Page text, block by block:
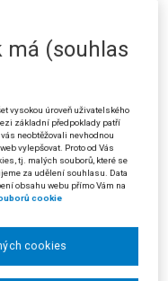
ze dne 14. 8. 2018, čj. 6 A
zákona taxativním
úřad oprávněn vydat
nebo stavbám na nich,
přístupu) ze svých
s názorem žalovaného, že
uložení povinnosti
prací, ale umožnění
takové práce prováděny.
na stav, kdy je nutné
spisu v daném případě
má (souhlas
vysokou úroveň uživatelského
základní předpoklady patří
neobtěžovali nevhodnou
vylepšovat. Proto od Vás
tj. malých souborů, které se
za udělení souhlasu. Data
obsahu webu přímo Vám na
cookie
cookies